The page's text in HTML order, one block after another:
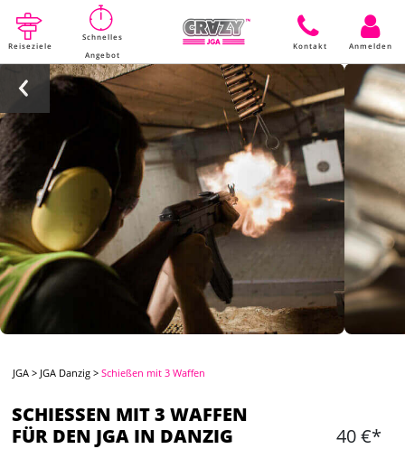
Reiseziele
Schnelles
Angebot
Kontakt Anmelden
JGA > JGA Danzig >Schießen mit 3 Waffen
SCHIESSEN MIT 3 WAFFEN
FÜR DEN JGA IN DANZIG
40 €*